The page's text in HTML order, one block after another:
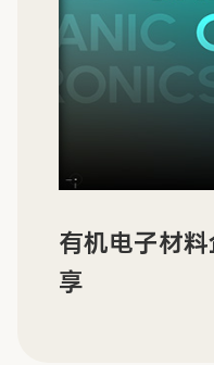
ORBYT 多场
分享